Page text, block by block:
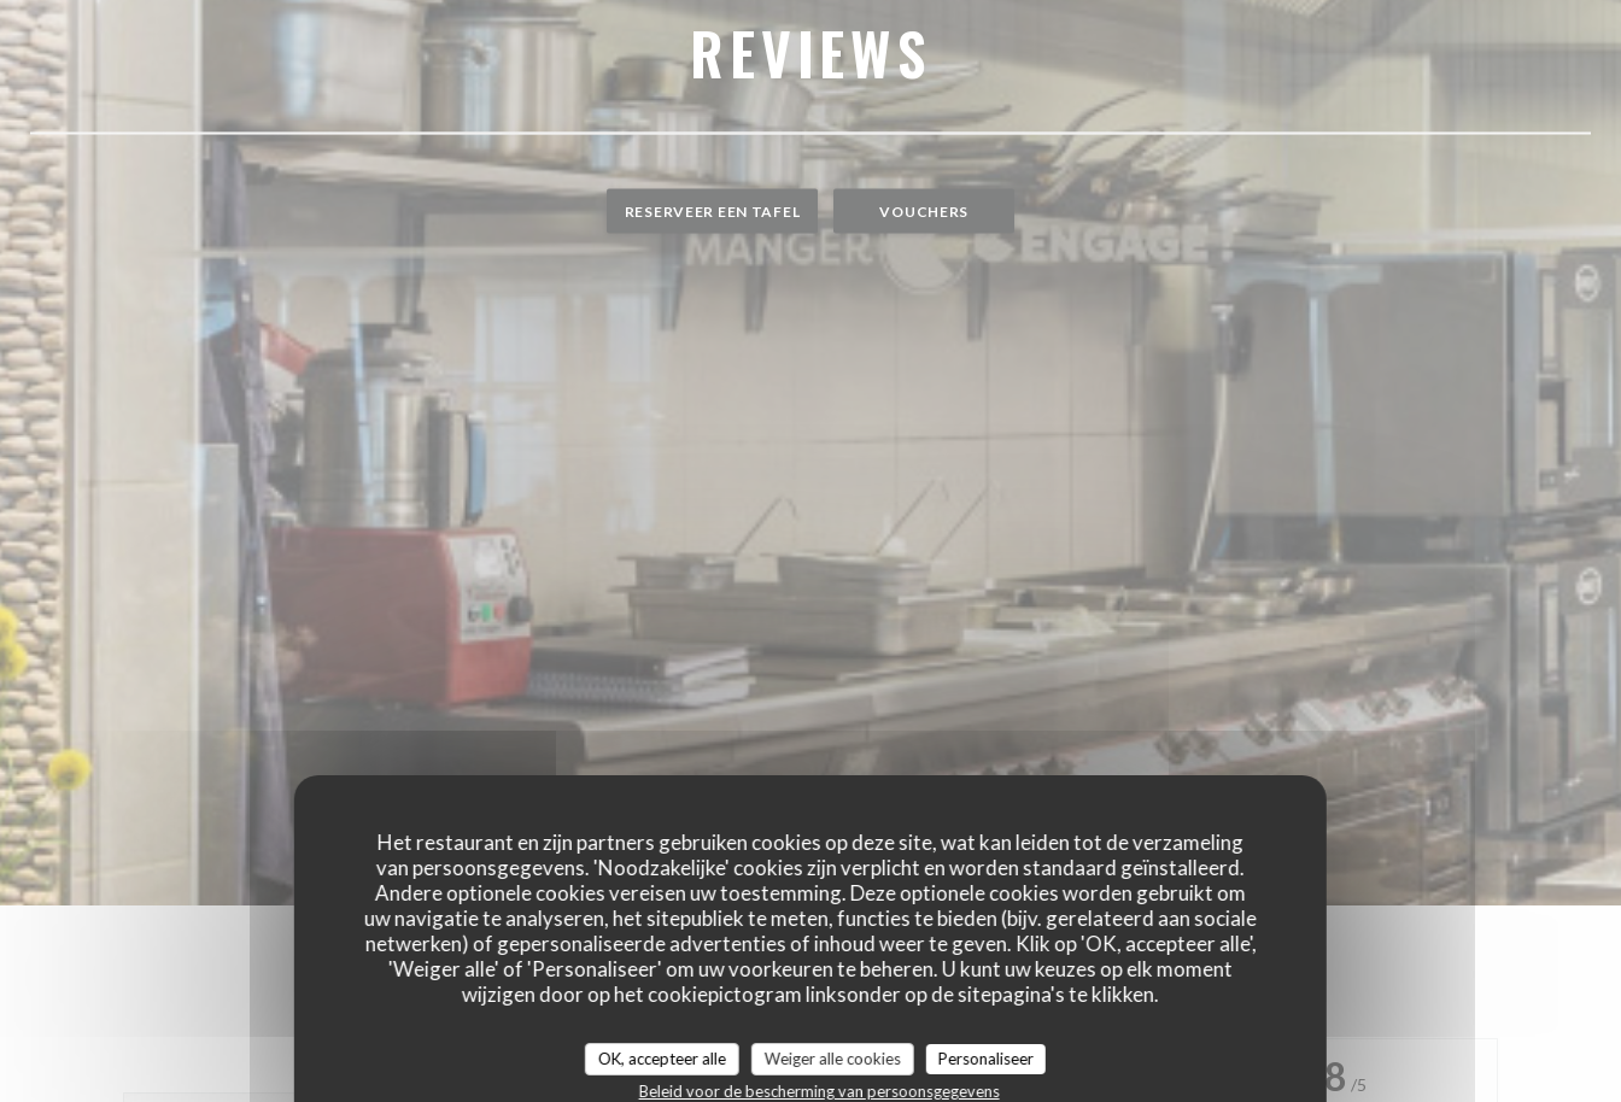
Het restaurant en zijn partners gebruiken cookies op deze site, wat kan leiden tot de verzameling
van persoonsgegevens. 'Noodzakelijke' cookies zijn verplicht en worden standaard geïnstalleerd.
Andere optionele cookies vereisen uw toestemming. Deze optionele cookies worden gebruikt om
uw navigatie te analyseren, het sitepubliek te meten, functies te bieden (bijv. gerelateerd aan sociale
netwerken) of gepersonaliseerde advertenties of inhoud weer te geven. Klik op 'OK, accepteer alle',
'Weiger alle' of 'Personaliseer' om uw voorkeuren te beheren. U kunt uw keuzes op elk moment
wijzigen door op het cookiepictogram linksonder op de sitepagina's te klikken.
OK, accepteer alle Weiger alle cookies
Personaliseer
Beleid voor de bescherming van persoonsgegevens
REVIEWS
RESERVEER EEN TAFEL VOUCHERS
Onze gastbeoordelingen
4.8 /5